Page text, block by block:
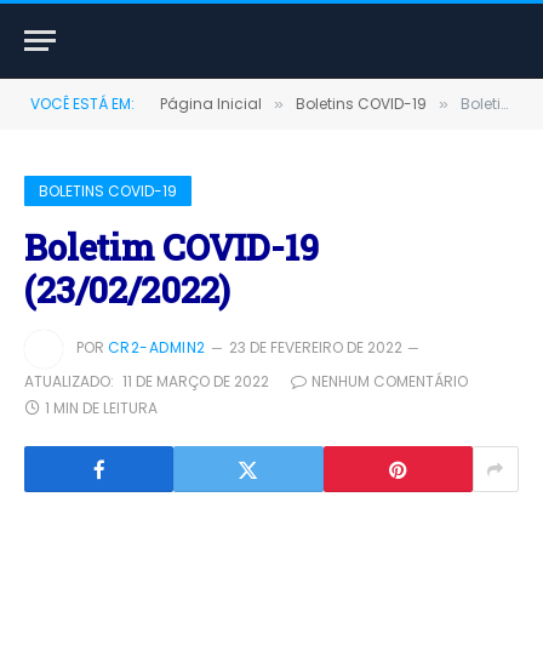
VOCÊ ESTÁ EM: Página Inicial » Boletins COVID-19 » Boletim COVID-19 (23/02/2022)
BOLETINS COVID-19
Boletim COVID-19
(23/02/2022)
POR CR2-ADMIN2
23 DE FEVEREIRO DE 2022
ATUALIZADO: 11 DE MARÇO DE 2022
NENHUM COMENTÁRIO
1 MIN DE LEITURA